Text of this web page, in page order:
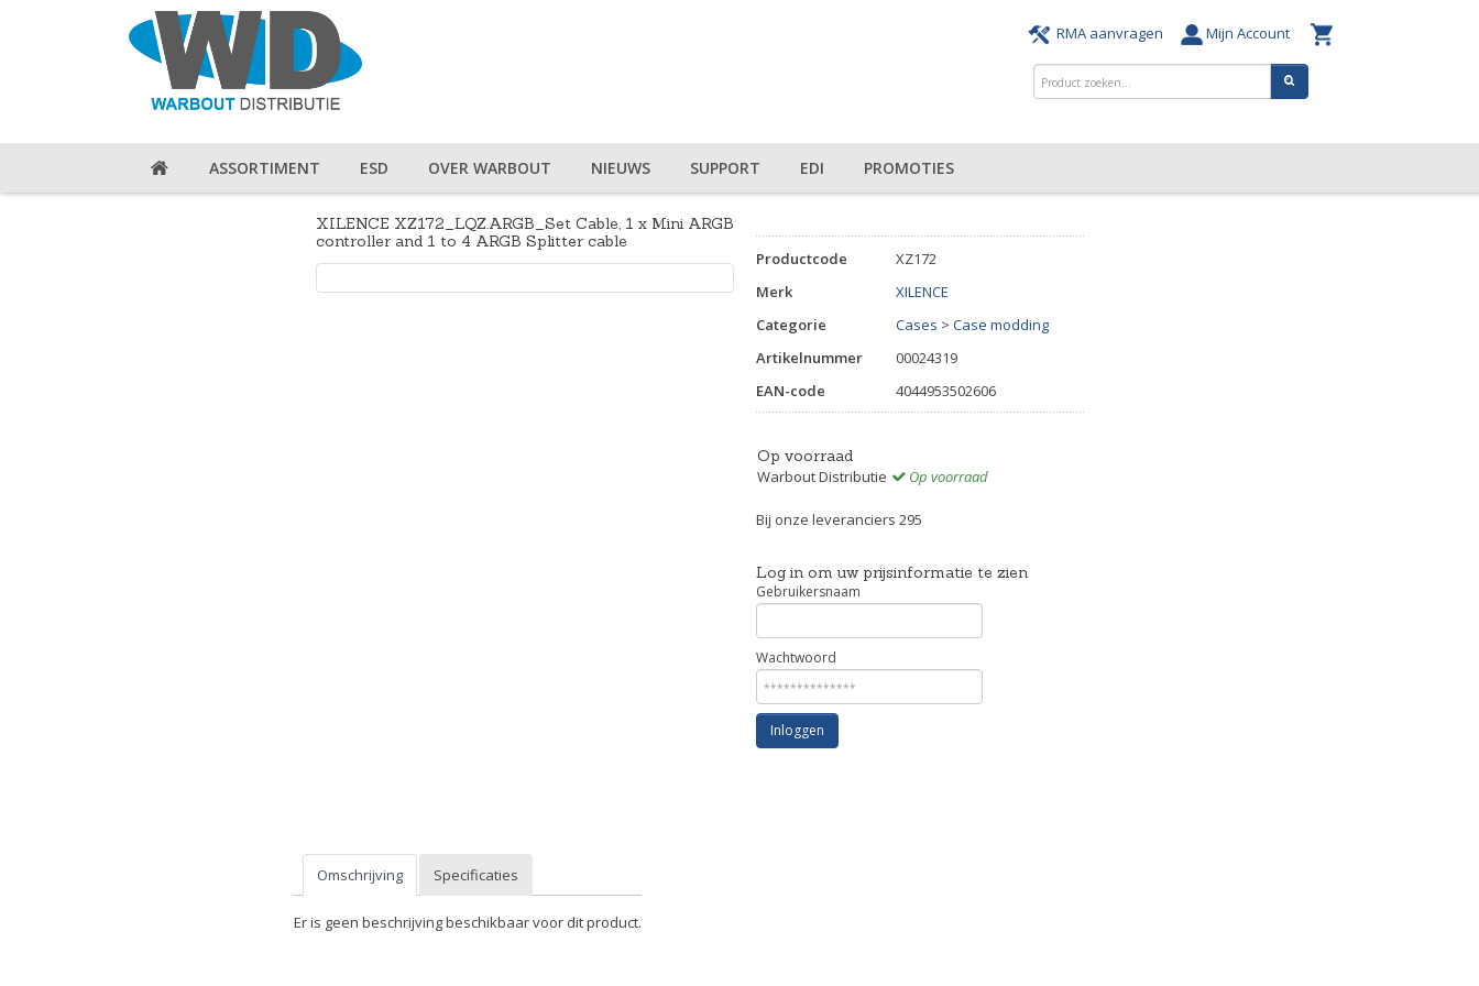
RMA aanvragen Mijn Account
ASSORTIMENT ESD OVER WARBOUT NIEUWS SUPPORT EDI PROMOTIES
XILENCE XZ172_LQZ.ARGB_Set Cable, 1 x Mini ARGB
controller and 1 to 4 ARGB Splitter cable
Productcode
XZ172
Merk
XILENCE
Categorie
Cases > Case modding
Artikelnummer
00024319
EAN-code
4044953502606
Op voorraad
Warbout Distributie
Op voorraad
Bij onze leveranciers 295
Log in om uw prijsinformatie te zien
Gebruikersnaam
Wachtwoord
Inloggen
Omschrijving Specificaties
Er is geen beschrijving beschikbaar voor dit product.